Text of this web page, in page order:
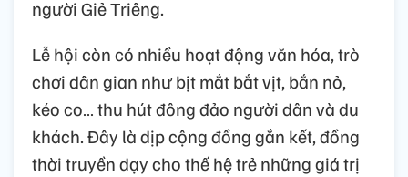
người Giẻ Triêng.
Lễ hội còn có nhiều hoạt động văn hóa, trò
chơi dân gian như bịt mắt bắt vịt, bắn nỏ,
kéo co… thu hút đông đảo người dân và du
khách. Đây là dịp cộng đồng gắn kết, đồng
thời truyền dạy cho thế hệ trẻ những giá trị